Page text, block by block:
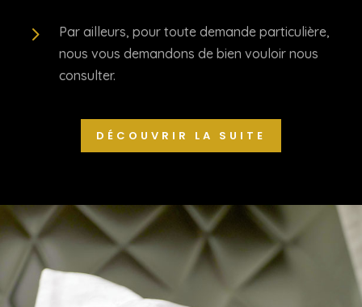
5
Par ailleurs, pour toute demande particulière,
nous vous demandons de bien vouloir nous
consulter.
DÉCOUVRIR LA SUITE